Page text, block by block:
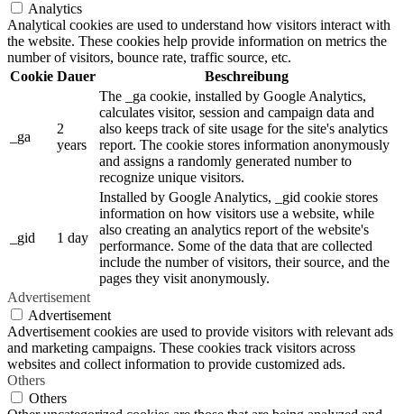
Analytics
Analytical cookies are used to understand how visitors interact with
the website. These cookies help provide information on metrics the
number of visitors, bounce rate, traffic source, etc.
Cookie Dauer Beschreibung
_ga
2
years
The _ga cookie, installed by Google Analytics,
calculates visitor, session and campaign data and
also keeps track of site usage for the site's analytics
report. The cookie stores information anonymously
and assigns a randomly generated number to
recognize unique visitors.
_gid 1 day
Installed by Google Analytics, _gid cookie stores
information on how visitors use a website, while
also creating an analytics report of the website's
performance. Some of the data that are collected
include the number of visitors, their source, and the
pages they visit anonymously.
Advertisement
Advertisement
Advertisement cookies are used to provide visitors with relevant ads
and marketing campaigns. These cookies track visitors across
websites and collect information to provide customized ads.
Others
Others